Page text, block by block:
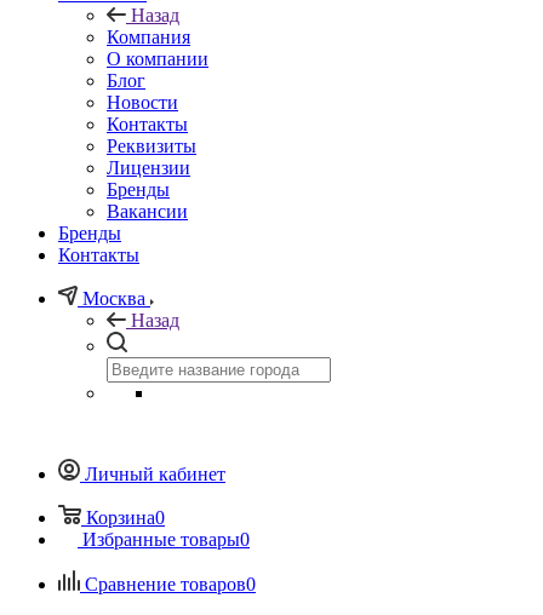
Назад
Компания
О компании
Блог
Новости
Контакты
Реквизиты
Лицензии
Бренды
Вакансии
Бренды
Контакты
Москва
Назад
Личный кабинет
Корзина0
Избранные товары0
Сравнение товаров0